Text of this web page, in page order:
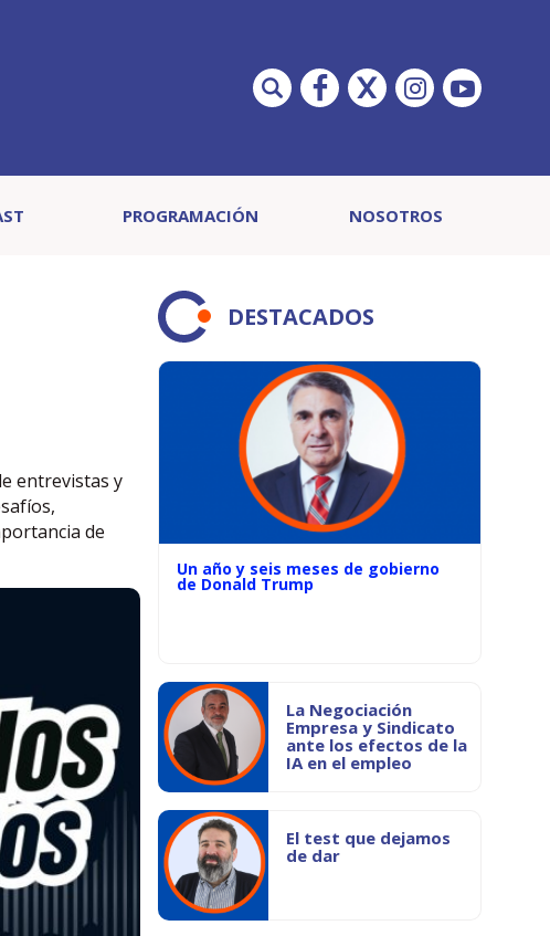
PROGRAMACIÓN NOSOTROS
entrevistas y
de
DESTACADOS
Un año y seis meses de gobierno
de Donald Trump
La Negociación
Empresa y Sindicato
ante los efectos de la
IA en el empleo
El test que dejamos
de dar